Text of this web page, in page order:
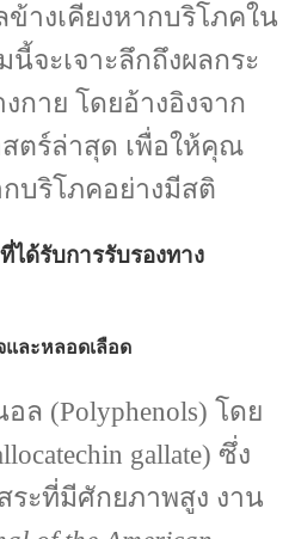
างเคียงหากบริโภคใน
จะเจาะลึกถึงผลกระ
กาย โดยอ้างอิงจาก
ตร์ล่าสุด เพื่อให้คุณ
บริโภคอย่างมีสติ
ได้รับการรับรองทาง
และหลอดเลือด
ล (Polyphenols) โดย
gallate) ซึ่ง
ะที่มีศักยภาพสูง งาน